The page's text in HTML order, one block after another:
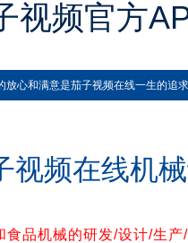
视频官方
满意是茄子视频在线一生的追求
视频在线机
食品机械的研发/设计/生产